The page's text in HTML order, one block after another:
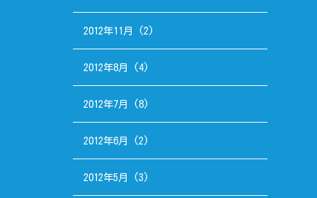
2012年11月 (2)
2012年8月 (4)
2012年7月 (8)
2012年6月 (2)
2012年5月 (3)